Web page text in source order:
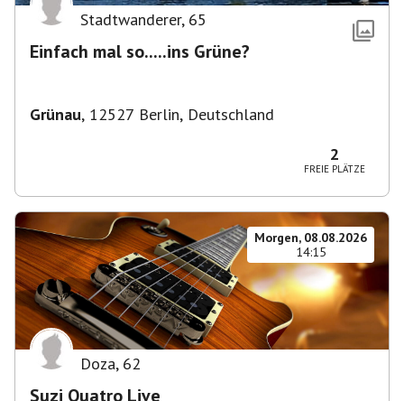
Stadtwanderer, 65
Einfach mal so.....ins Grüne?
Grünau, 12527 Berlin, Deutschland
2
FREIE PLÄTZE
Morgen, 08.08.2026
14:15
Doza, 62
Suzi Quatro Live